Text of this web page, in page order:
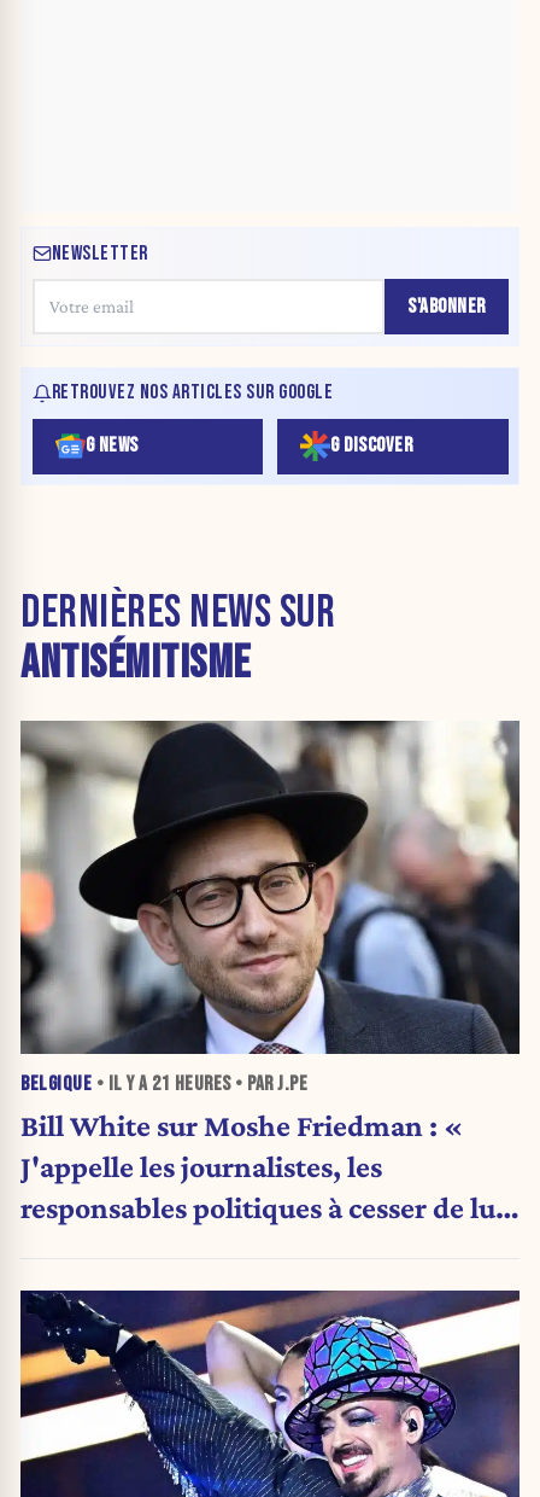
NEWSLETTER
S'ABONNER
RETROUVEZ NOS ARTICLES SUR GOOGLE
G NEWS G DISCOVER
DERNIÈRES NEWS SUR
ANTISÉMITISME
BELGIQUE • IL Y A 21 HEURES• PAR J.PE
Bill White sur Moshe Friedman : «
J'appelle les journalistes, les
responsables politiques à cesser de lui